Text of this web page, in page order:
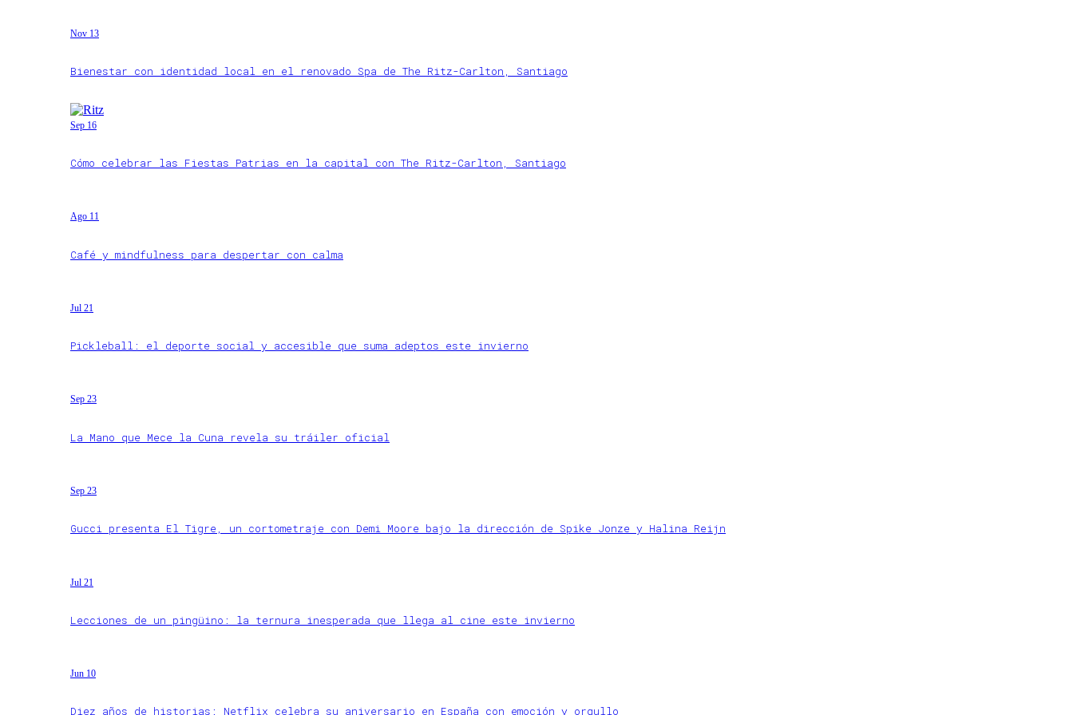
Nov 13
Bienestar con identidad local en el renovado Spa de The Ritz-Carlton, Santiago
Sep 16
Cómo celebrar las Fiestas Patrias en la capital con The Ritz-Carlton, Santiago
Ago 11
Café y mindfulness para despertar con calma
Jul 21
Pickleball: el deporte social y accesible que suma adeptos este invierno
Sep 23
La Mano que Mece la Cuna revela su tráiler oficial
Sep 23
Gucci presenta El Tigre, un cortometraje con Demi Moore bajo la dirección de Spike Jonze y Halina Reijn
Jul 21
Lecciones de un pingüino: la ternura inesperada que llega al cine este invierno
Jun 10
Diez años de historias: Netflix celebra su aniversario en España con emoción y orgullo